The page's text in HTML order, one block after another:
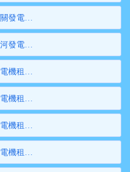
山海關柴油發電機租賃出租,山海關發電機租賃,山海關發電機出租,山海關大型發電機租賃,山海關大型發電機出租
北戴河柴油發電機租賃出租,北戴河發電機租賃,北戴河發電機出租,北戴河大型發電機租賃,北戴河大型發電機出租
邯鄲柴油發電機租賃出租,邯鄲發電機租賃,邯鄲發電機出租,邯鄲大型發電機租賃,邯鄲大型發電機出租
邯山柴油發電機租賃出租,邯山發電機租賃,邯山發電機出租,邯山大型發電機租賃,邯山大型發電機出租
叢臺柴油發電機租賃出租,叢臺發電機租賃,叢臺發電機出租,叢臺大型發電機租賃,叢臺大型發電機出租
復興柴油發電機租賃出租,復興發電機租賃,復興發電機出租,復興大型發電機租賃,復興大型發電機出租